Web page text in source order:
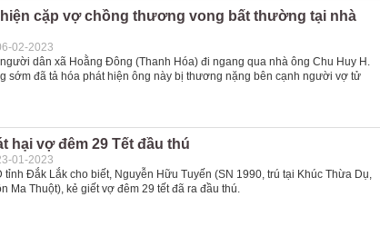
hiện cặp vợ chồng thương vong bất thường tại nhà
02-2023
người dân xã Hoằng Đông (Thanh Hóa) đi ngang qua nhà ông Chu Huy H.
sớm đã tả hóa phát hiện ông này bị thương nặng bên cạnh người vợ tử
hại vợ đêm 29 Tết đầu thú
01-2023
tỉnh Đắk Lắk cho biết, Nguyễn Hữu Tuyến (SN 1990, trú tại Khúc Thừa Dụ,
Ma Thuột), kẻ giết vợ đêm 29 tết đã ra đầu thú.